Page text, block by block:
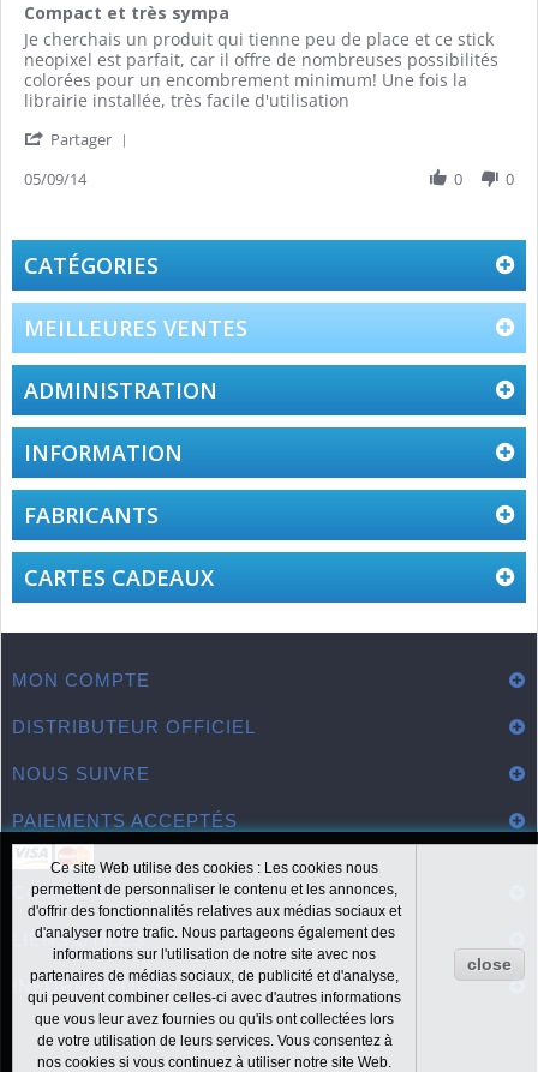
rating
Compact et très sympa
Review
by
Nicolas
D.
5
2014
review
stating
Compact
et
sympa
Je cherchais un produit qui tienne peu de place et ce stick
neopixel est parfait, car il offre de nombreuses possibilités
colorées pour un encombrement minimum! Une fois la
librairie installée, très facile d'utilisation
Partager
D.
on
5
Sep
2014
05/09/14 0 0
CATÉGORIES
MEILLEURES VENTES
ADMINISTRATION
INFORMATION
FABRICANTS
CARTES CADEAUX
MON COMPTE
DISTRIBUTEUR OFFICIEL
NOUS SUIVRE
PAIEMENTS ACCEPTÉS
CONTACT
Ce site Web utilise des cookies : Les cookies nous
permettent de personnaliser le contenu et les annonces,
d'offrir des fonctionnalités relatives aux médias sociaux et
d'analyser notre trafic. Nous partageons également des
informations sur l'utilisation de notre site avec nos
partenaires de médias sociaux, de publicité et d'analyse,
qui peuvent combiner celles-ci avec d'autres informations
que vous leur avez fournies ou qu'ils ont collectées lors
de votre utilisation de leurs services. Vous consentez à
nos cookies si vous continuez à utiliser notre site Web.
close
LIENS UTILES
INFORMATIONS